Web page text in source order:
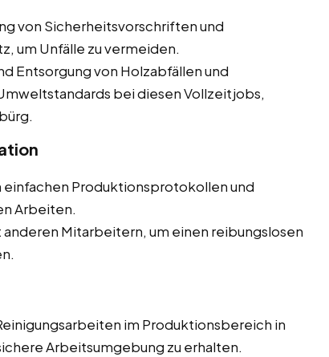
von Sicherheitsvorschriften und
um Unfälle zu vermeiden.
Entsorgung von Holzabfällen und
bei diesen Vollzeitjobs,
einfachen Produktionsprotokollen und
Arbeiten.
Mitarbeitern, um einen reibungslosen
im Produktionsbereich in
Arbeitsumgebung zu erhalten.